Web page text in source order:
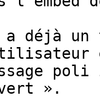
a déjà
».